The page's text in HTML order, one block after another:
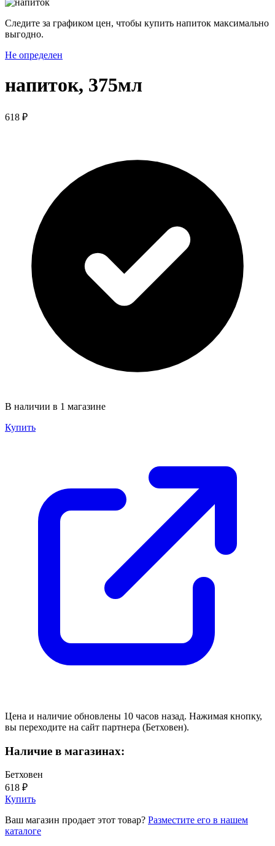
Следите за графиком цен, чтобы купить напиток максимально
выгодно.
Не определен
напиток, 375мл
618 ₽
В наличии в 1 магазине
Купить
Цена и наличие обновлены 10 часов назад. Нажимая кнопку,
вы переходите на сайт партнера (Бетховен).
Наличие в магазинах:
Бетховен
618 ₽
Купить
Ваш магазин продает этот товар? Разместите его в нашем
каталоге